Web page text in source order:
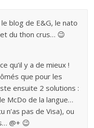
blog de E&G, le nato
du thon crus… 😉
qu’il y a de mieux !
que pour les
ensuite 2 solutions :
McDo de la langue…
pas de Visa), ou
@+ 😉